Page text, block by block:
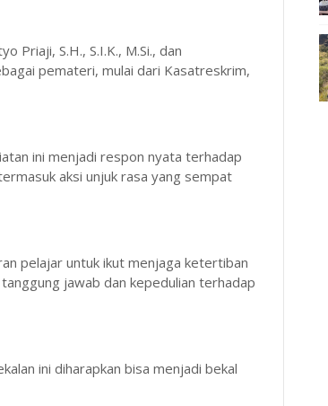
Priaji, S.H., S.I.K., M.Si., dan
pemateri, mulai dari Kasatreskrim,
ini menjadi respon nyata terhadap
aksi unjuk rasa yang sempat
pelajar untuk ikut menjaga ketertiban
jawab dan kepedulian terhadap
ini diharapkan bisa menjadi bekal